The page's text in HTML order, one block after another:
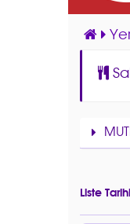
Liste Tarihi